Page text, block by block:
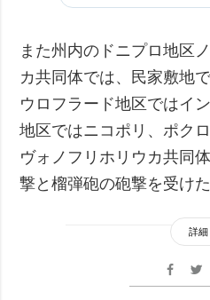
また州内のドニプロ地区
カ共同体では、民家敷地
ウロフラード地区ではイ
地区ではニコポリ、ポク
ヴォノフリホリウカ共同
撃と榴弾砲の砲撃を受け
詳細